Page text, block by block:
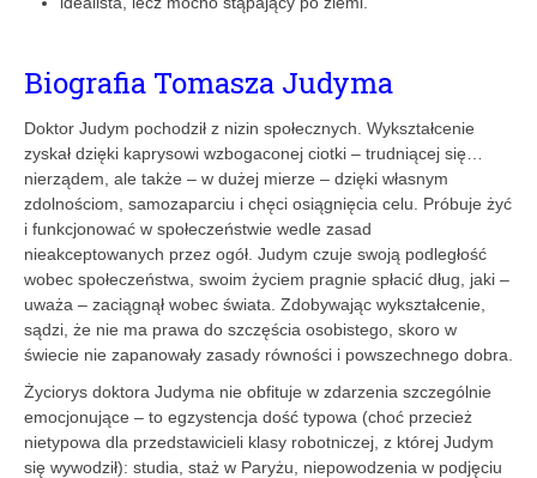
Biografia Tomasza Judyma
Doktor Judym pochodził z nizin społecznych. Wykształcenie
zyskał dzięki kaprysowi wzbogaconej ciotki – trudniącej się…
nierządem, ale także – w dużej mierze – dzięki własnym
zdolnościom, samozaparciu i chęci osiągnięcia celu. Próbuje żyć
i funkcjonować w społeczeństwie wedle zasad
nieakceptowanych przez ogół. Judym czuje swoją podległość
wobec społeczeństwa, swoim życiem pragnie spłacić dług, jaki –
uważa – zaciągnął wobec świata. Zdobywając wykształcenie,
sądzi, że nie ma prawa do szczęścia osobistego, skoro w
świecie nie zapanowały zasady równości i powszechnego dobra.
Życiorys doktora Judyma nie obfituje w zdarzenia szczególnie
emocjonujące – to egzystencja dość typowa (choć przecież
nietypowa dla przedstawicieli klasy robotniczej, z której Judym
się wywodził): studia, staż w Paryżu, niepowodzenia w podjęciu